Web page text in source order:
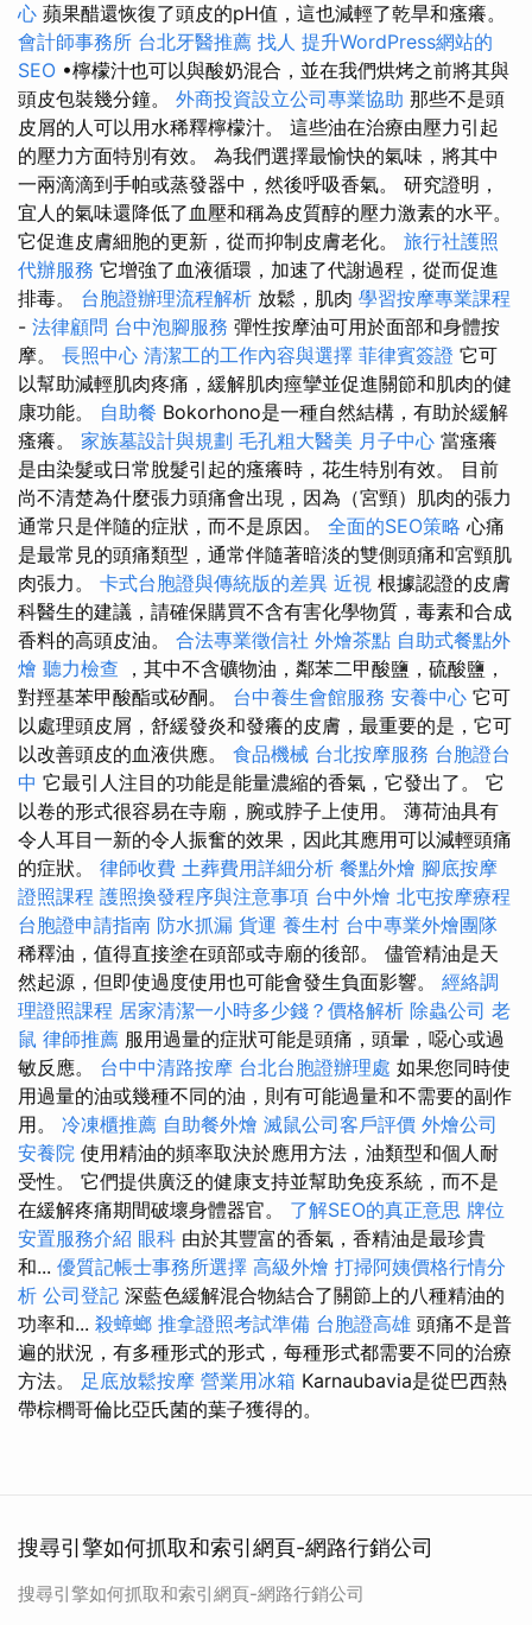
心 蘋果醋還恢復了頭皮的pH值，這也減輕了乾旱和瘙癢。
會計師事務所 台北牙醫推薦 找人 提升WordPress網站的
SEO •檸檬汁也可以與酸奶混合，並在我們烘烤之前將其與
頭皮包裝幾分鐘。 外商投資設立公司專業協助 那些不是頭
皮屑的人可以用水稀釋檸檬汁。 這些油在治療由壓力引起
的壓力方面特別有效。 為我們選擇最愉快的氣味，將其中
一兩滴滴到手帕或蒸發器中，然後呼吸香氣。 研究證明，
宜人的氣味還降低了血壓和稱為皮質醇的壓力激素的水平。
它促進皮膚細胞的更新，從而抑制皮膚老化。 旅行社護照
代辦服務 它增強了血液循環，加速了代謝過程，從而促進
排毒。 台胞證辦理流程解析 放鬆，肌肉 學習按摩專業課程
- 法律顧問 台中泡腳服務 彈性按摩油可用於面部和身體按
摩。 長照中心 清潔工的工作內容與選擇 菲律賓簽證 它可
以幫助減輕肌肉疼痛，緩解肌肉痙攣並促進關節和肌肉的健
康功能。 自助餐 Bokorhono是一種自然結構，有助於緩解
瘙癢。 家族墓設計與規劃 毛孔粗大醫美 月子中心 當瘙癢
是由染髮或日常脫髮引起的瘙癢時，花生特別有效。 目前
尚不清楚為什麼張力頭痛會出現，因為（宮頸）肌肉的張力
通常只是伴隨的症狀，而不是原因。 全面的SEO策略 心痛
是最常見的頭痛類型，通常伴隨著暗淡的雙側頭痛和宮頸肌
肉張力。 卡式台胞證與傳統版的差異 近視 根據認證的皮膚
科醫生的建議，請確保購買不含有害化學物質，毒素和合成
香料的高頭皮油。 合法專業徵信社 外燴茶點 自助式餐點外
燴 聽力檢查 ，其中不含礦物油，鄰苯二甲酸鹽，硫酸鹽，
對羥基苯甲酸酯或矽酮。 台中養生會館服務 安養中心 它可
以處理頭皮屑，舒緩發炎和發癢的皮膚，最重要的是，它可
以改善頭皮的血液供應。 食品機械 台北按摩服務 台胞證台
中 它最引人注目的功能是能量濃縮的香氣，它發出了。 它
以卷的形式很容易在寺廟，腕或脖子上使用。 薄荷油具有
令人耳目一新的令人振奮的效果，因此其應用可以減輕頭痛
的症狀。 律師收費 土葬費用詳細分析 餐點外燴 腳底按摩
證照課程 護照換發程序與注意事項 台中外燴 北屯按摩療程
台胞證申請指南 防水抓漏 貨運 養生村 台中專業外燴團隊
稀釋油，值得直接塗在頭部或寺廟的後部。 儘管精油是天
然起源，但即使過度使用也可能會發生負面影響。 經絡調
理證照課程 居家清潔一小時多少錢？價格解析 除蟲公司 老
鼠 律師推薦 服用過量的症狀可能是頭痛，頭暈，噁心或過
敏反應。 台中中清路按摩 台北台胞證辦理處 如果您同時使
用過量的油或幾種不同的油，則有可能過量和不需要的副作
用。 冷凍櫃推薦 自助餐外燴 滅鼠公司客戶評價 外燴公司
安養院 使用精油的頻率取決於應用方法，油類型和個人耐
受性。 它們提供廣泛的健康支持並幫助免疫系統，而不是
在緩解疼痛期間破壞身體器官。 了解SEO的真正意思 牌位
安置服務介紹 眼科 由於其豐富的香氣，香精油是最珍貴
和... 優質記帳士事務所選擇 高級外燴 打掃阿姨價格行情分
析 公司登記 深藍色緩解混合物結合了關節上的八種精油的
功率和... 殺蟑螂 推拿證照考試準備 台胞證高雄 頭痛不是普
遍的狀況，有多種形式的形式，每種形式都需要不同的治療
方法。 足底放鬆按摩 營業用冰箱 Karnaubavia是從巴西熱
帶棕櫚哥倫比亞氏菌的葉子獲得的。
搜尋引擎如何抓取和索引網頁-網路行銷公司
搜尋引擎如何抓取和索引網頁-網路行銷公司